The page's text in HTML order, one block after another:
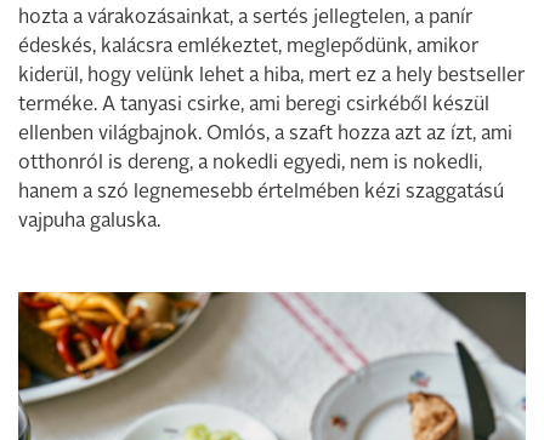
hozta a várakozásainkat, a sertés jellegtelen, a panír
édeskés, kalácsra emlékeztet, meglepődünk, amikor
kiderül, hogy velünk lehet a hiba, mert ez a hely bestseller
terméke. A tanyasi csirke, ami beregi csirkéből készül
ellenben világbajnok. Omlós, a szaft hozza azt az ízt, ami
otthonról is dereng, a nokedli egyedi, nem is nokedli,
hanem a szó legnemesebb értelmében kézi szaggatású
vajpuha galuska.